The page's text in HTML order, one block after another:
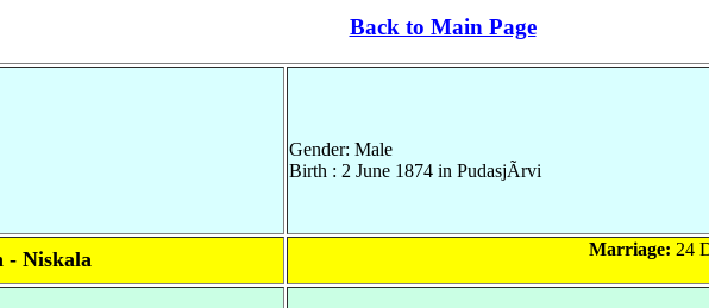
Back to Main Page
Gender: Male
Birth : 2 June 1874 in PudasjÃrvi
- Niskala Marriage: 24